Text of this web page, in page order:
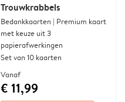
Trouwkrabbels
Bedankkaarten | Premium kaart
met keuze uit 3
papierafwerkingen
Set van 10 kaarten
Vanaf
€ 11,99